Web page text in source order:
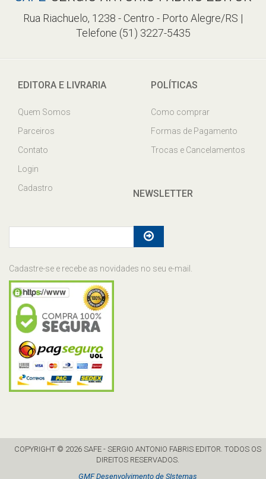
Rua Riachuelo, 1238 - Centro - Porto Alegre/RS |
Telefone (51) 3227-5435
EDITORA E LIVRARIA
Quem Somos
Parceiros
Contato
Login
Cadastro
POLÍTICAS
Como comprar
Formas de Pagamento
Trocas e Cancelamentos
NEWSLETTER
Cadastre-se e recebe as novidades no seu e-mail.
COPYRIGHT © 2026 SAFE - SERGIO ANTONIO FABRIS EDITOR. TODOS OS
DIREITOS RESERVADOS.
GMF Desenvolvimento de SIstemas